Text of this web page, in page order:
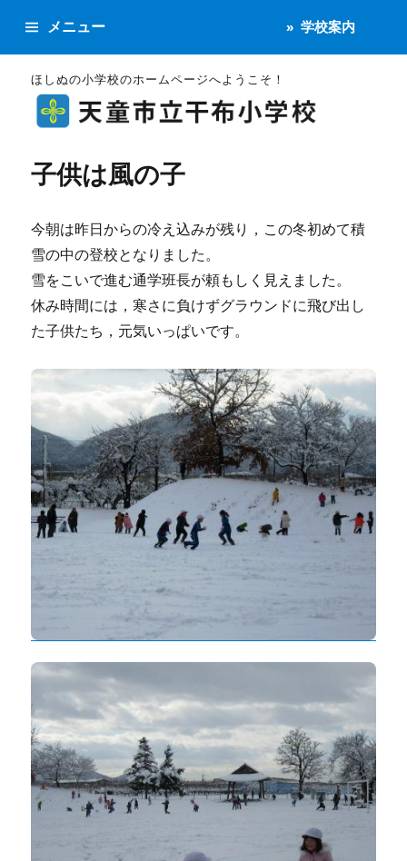
ほしぬの小学校のホームページへようこそ！
メニュー 学校案内
子供は風の子
今朝は昨日からの冷え込みが残り，この冬初めて積
雪の中の登校となりました。
雪をこいで進む通学班長が頼もしく見えました。
休み時間には，寒さに負けずグラウンドに飛び出し
た子供たち，元気いっぱいです。